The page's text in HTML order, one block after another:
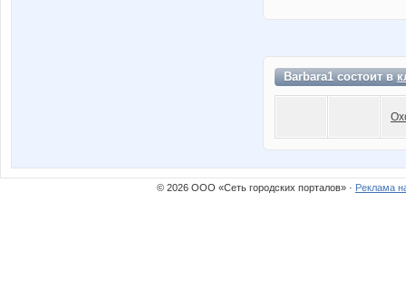
Barbara1 состоит в
© 2026 ООО «Сеть городских порталов» · Реклама